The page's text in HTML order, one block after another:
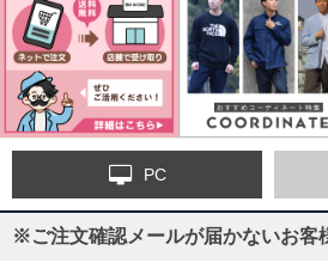
PC
※ご注文確認メールが届かないお客